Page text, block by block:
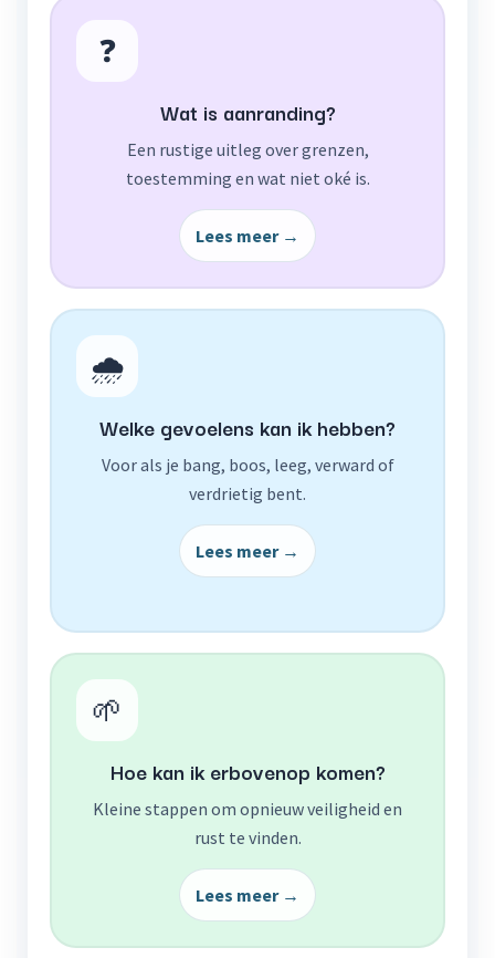
❓
Wat is aanranding?
Een rustige uitleg over grenzen,
toestemming en wat niet oké is.
Lees meer →
🌧️
Welke gevoelens kan ik hebben?
Voor als je bang, boos, leeg, verward of
verdrietig bent.
Lees meer →
🌱
Hoe kan ik erbovenop komen?
Kleine stappen om opnieuw veiligheid en
rust te vinden.
Lees meer →